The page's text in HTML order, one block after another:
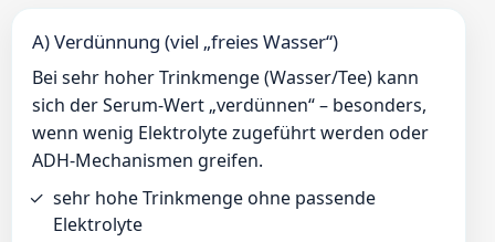
A) Verdünnung (viel „freies Wasser“)
Bei sehr hoher Trinkmenge (Wasser/Tee) kann
sich der Serum-Wert „verdünnen“ – besonders,
wenn wenig Elektrolyte zugeführt werden oder
ADH-Mechanismen greifen.
sehr hohe Trinkmenge ohne passende
Elektrolyte